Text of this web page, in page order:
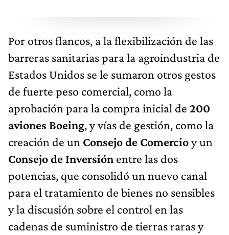
Por otros flancos, a la flexibilización de las
barreras sanitarias para la agroindustria de
Estados Unidos se le sumaron otros gestos
de fuerte peso comercial, como la
aprobación para la compra inicial de 200
aviones Boeing, y vías de gestión, como la
creación de un Consejo de Comercioy un
Consejo de Inversión entre las dos
potencias, que consolidó un nuevo canal
para el tratamiento de bienes no sensibles
y la discusión sobre el control en las
cadenas de suministro de tierras raras y